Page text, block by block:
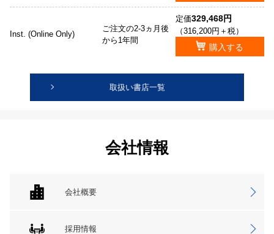
Inst. (Online Only)
ご注文の2-3ヵ月後
から1年間
定価329,468円
（316,200円＋税）
購入する
取扱い書店一覧
会社情報
会社概要
採用情報